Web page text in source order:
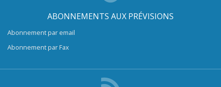
ABONNEMENTS AUX PRÉVISIONS
Abonnement par email
Abonnement par Fax